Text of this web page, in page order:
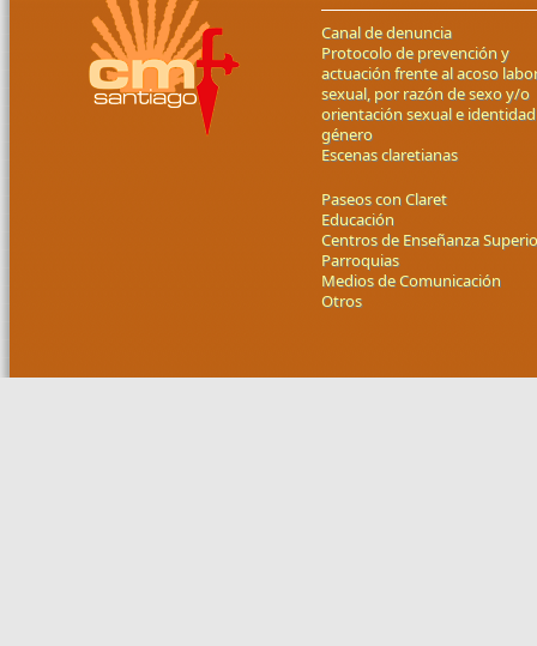
Canal de denuncia
Protocolo de prevención y
actuación frente al acoso
sexual, por razón de sexo y/o
orientación sexual e
género
Escenas claretianas
Paseos con Claret
Educación
Centros de Enseñanza
Parroquias
Medios de Comunicación
Otros